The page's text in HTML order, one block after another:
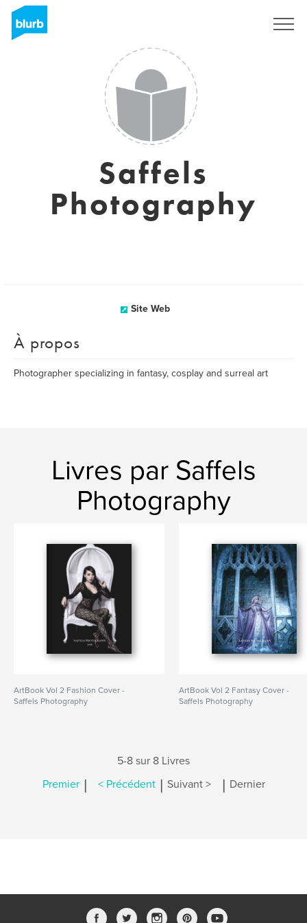
Saffels
Photography
Site Web
À propos
Photographer specializing in fantasy, cosplay and surreal art
Livres par Saffels
Photography
ArtBook Vol 2 Fashion Cover -
Saffels Photography
ArtBook Vol 2 Fantasy Cover -
Saffels Photography
5-8 sur 8 Livres
Premier | < Précédent | Suivant > | Dernier